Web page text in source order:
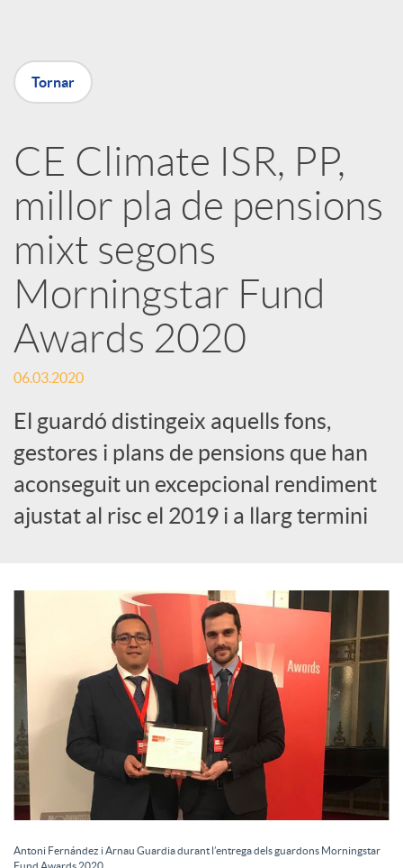
X
a
r
x
e
s
S
o
a
l
Tornar
CE Climate ISR, PP,
millor pla de pensions
mixt segons
Morningstar Fund
Awards 2020
06.03.2020
El guardó distingeix aquells fons,
gestores i plans de pensions que han
aconseguit un excepcional rendiment
ajustat al risc el 2019 i a llarg termini
Antoni Fernández i Arnau Guardia durant l’entrega dels guardons Morningstar